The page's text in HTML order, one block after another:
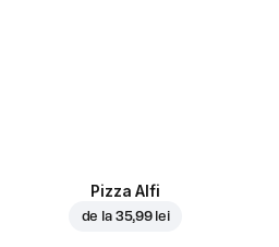
Pizza Alfi
de la 35,99 lei